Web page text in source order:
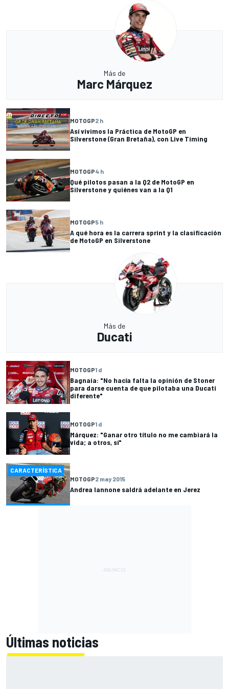
Más de
Marc Márquez
MOTOGP2 h
Así vivimos la Práctica de MotoGP en
Silverstone (Gran Bretaña), con Live Timing
MOTOGP4 h
Qué pilotos pasan a la Q2 de MotoGP en
Silverstone y quiénes van a la Q1
MOTOGP5 h
A qué hora es la carrera sprint y la clasificación
de MotoGP en Silverstone
Más de
Ducati
MOTOGP1 d
Bagnaia: "No hacía falta la opinión de Stoner
para darse cuenta de que pilotaba una Ducati
diferente"
MOTOGP1 d
Márquez: "Ganar otro título no me cambiará la
vida; a otros, sí"
CARACTERÍSTICA
MOTOGP2 may 2015
Andrea Iannone saldrá adelante en Jerez
Últimas noticias